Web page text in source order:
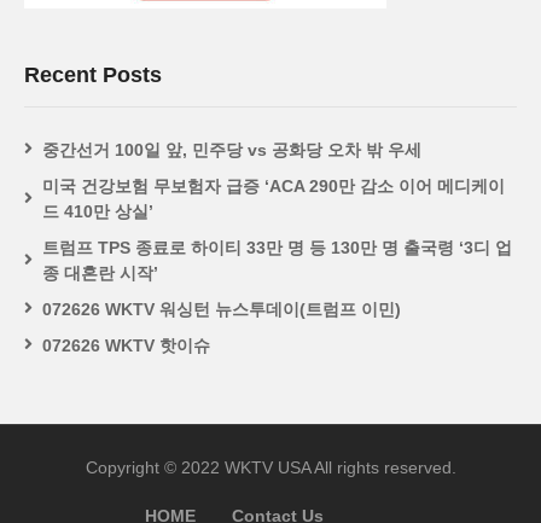
Recent Posts
중간선거 100일 앞, 민주당 vs 공화당 오차 밖 우세
미국 건강보험 무보험자 급증 ‘ACA 290만 감소 이어 메디케이
드 410만 상실’
트럼프 TPS 종료로 하이티 33만 명 등 130만 명 출국령 ‘3디 업
종 대혼란 시작’
072626 WKTV 워싱턴 뉴스투데이(트럼프 이민)
072626 WKTV 핫이슈
Copyright © 2022 WKTV USA All rights reserved.
HOME Contact Us